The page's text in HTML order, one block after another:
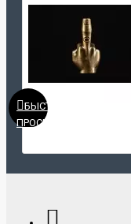
БЫСТРЫЙ
ПРОСМОТР